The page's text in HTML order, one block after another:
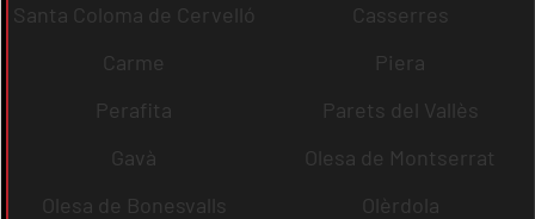
Santa Coloma de Cervelló
Casserres
Carme
Piera
Perafita
Parets del Vallès
Gavà
Olesa de Montserrat
Olesa de Bonesvalls
Olèrdola